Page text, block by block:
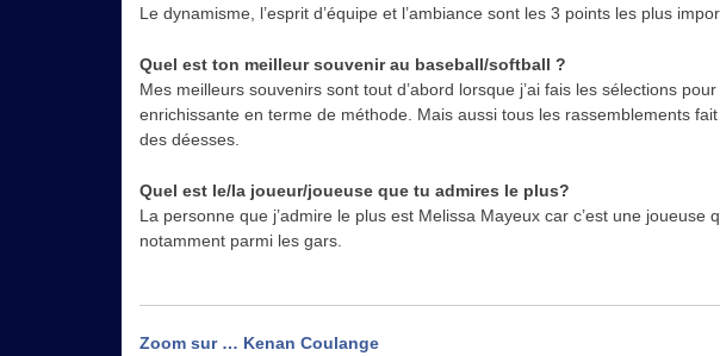
Le dynamisme, l’esprit d’équipe et l’ambiance sont les 3 points les plus
Quel est ton meilleur souvenir au baseball/softball ?
Mes meilleurs souvenirs sont tout d’abord lorsque j’ai fais les sélections
enrichissante en terme de méthode. Mais aussi tous les rassemblements
des déesses.
Quel est le/la joueur/joueuse que tu admires le plus?
La personne que j’admire le plus est Melissa Mayeux car c’est une joueuse
notamment parmi les gars.
Zoom sur … Kenan Coulange